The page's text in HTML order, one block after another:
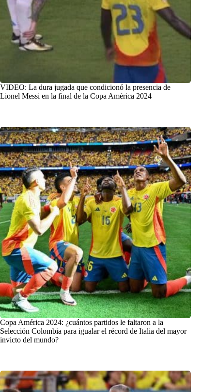
VIDEO: La dura jugada que condicionó la presencia de
Lionel Messi en la final de la Copa América 2024
Copa América 2024: ¿cuántos partidos le faltaron a la
Selección Colombia para igualar el récord de Italia del mayor
invicto del mundo?